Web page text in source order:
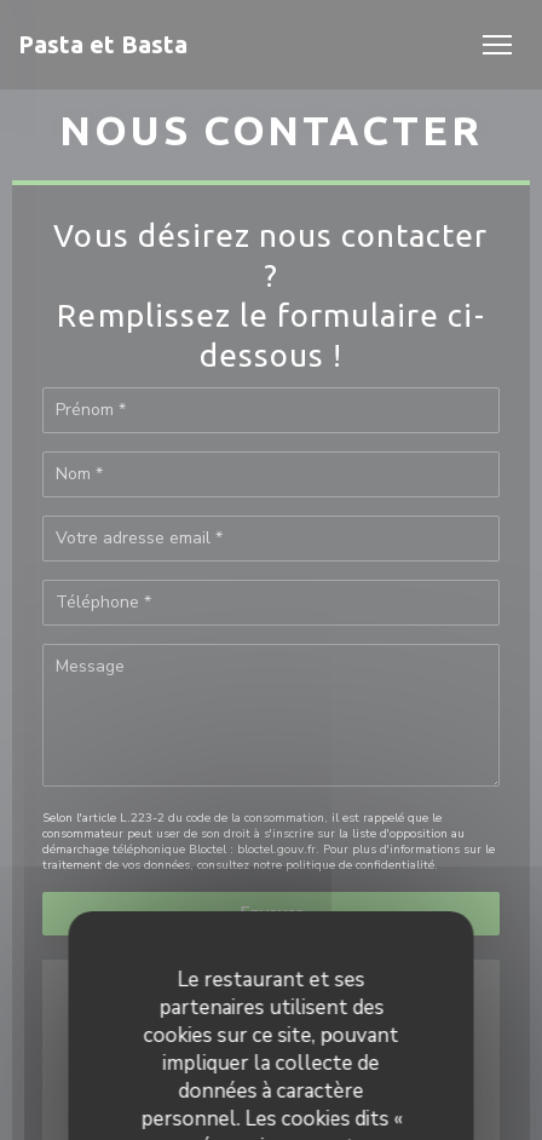
Le restaurant et ses
partenaires utilisent des
cookies sur ce site, pouvant
impliquer la collecte de
données à caractère
personnel. Les cookies dits «
Pasta et Basta
NOUS CONTACTER
Vous désirez nous contacter
?
Remplissez le formulaire ci-
dessous !
Selon l'article L.223-2 du code de la consommation, il est rappelé que le
consommateur peut user de son droit à s'inscrire sur la liste d'opposition au
démarchage téléphonique Bloctel : bloctel.gouv.fr. Pour plus d'informations sur le
traitement de vos données, consultez notre politique de confidentialité.